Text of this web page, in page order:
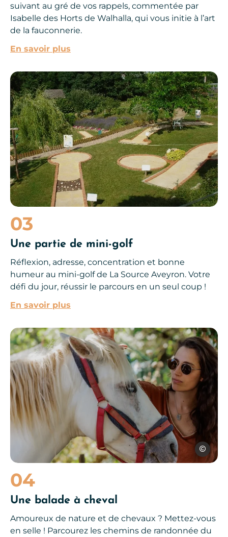
suivant au gré de vos rappels, commentée par
Isabelle des Horts de Walhalla, qui vous initie à l’art
de la fauconnerie.
En savoir plus
03
Une partie de mini-golf
Réflexion, adresse, concentration et bonne
humeur au mini-golf de La Source Aveyron. Votre
défi du jour, réussir le parcours en un seul coup !
En savoir plus
Que faire en Aveyron en hiver ?
04
Une balade à cheval
Amoureux de nature et de chevaux ? Mettez-vous
en selle ! Parcourez les chemins de randonnée du
Que faire en Aveyron en hiver ?, © Julien Herrero
Julien